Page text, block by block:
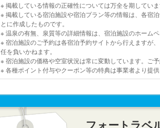
※ 掲載している情報の正確性については万全を期してい
※ 掲載している宿泊施設や宿泊プラン等の情報は、各宿
とに作成したものです。
※ 温泉の有無、泉質等の詳細情報は、宿泊施設のホーム
※ 宿泊施設のご予約は各宿泊予約サイトから行えますが
任を負いかねます。
※ 宿泊施設の価格や空室状況は常に変動しています。ご
※ 各種ポイント付与やクーポン等の特典は事業者より提
フォートラベ